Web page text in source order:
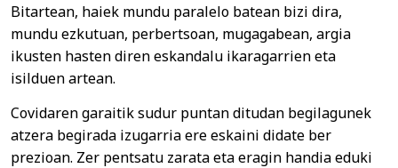
Bitartean, haiek mundu paralelo batean bizi dira,
mundu ezkutuan, perbertsoan, mugagabean, argia
ikusten hasten diren eskandalu ikaragarrien eta
isilduen artean.
Covidaren garaitik sudur puntan ditudan begilagunek
atzera begirada izugarria ere eskaini didate ber
prezioan. Zer pentsatu zarata eta eragin handia eduki